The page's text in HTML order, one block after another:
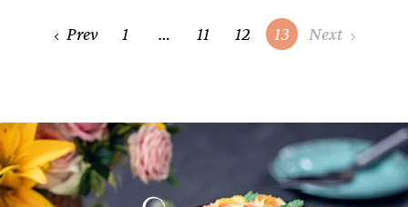
Posts Prev 1 … 11 12 13 Next